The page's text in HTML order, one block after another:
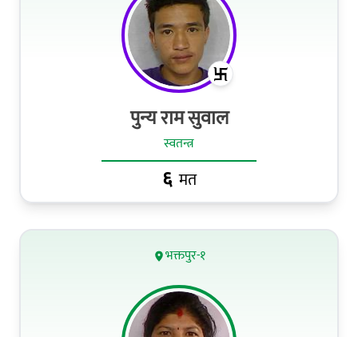
पुन्य राम सुवाल
स्वतन्त्र
६ मत
भक्तपुर-१